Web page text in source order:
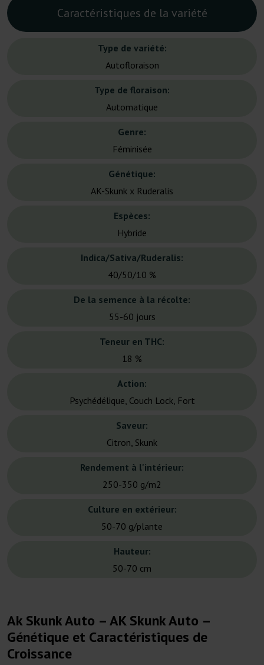
Caractéristiques de la variété
Type de variété:
Autofloraison
Type de floraison:
Automatique
Genre:
Féminisée
Génétique:
AK-Skunk x Ruderalis
Espèces:
Hybride
Indica/Sativa/Ruderalis:
40/50/10 %
De la semence à la récolte:
55-60 jours
Teneur en THC:
18 %
Action:
Psychédélique, Couch Lock, Fort
Saveur:
Citron, Skunk
Rendement à l'intérieur:
250-350 g/m2
Culture en extérieur:
50-70 g/plante
Hauteur:
50-70 cm
Ak Skunk Auto – AK Skunk Auto –
Génétique et Caractéristiques de
Croissance